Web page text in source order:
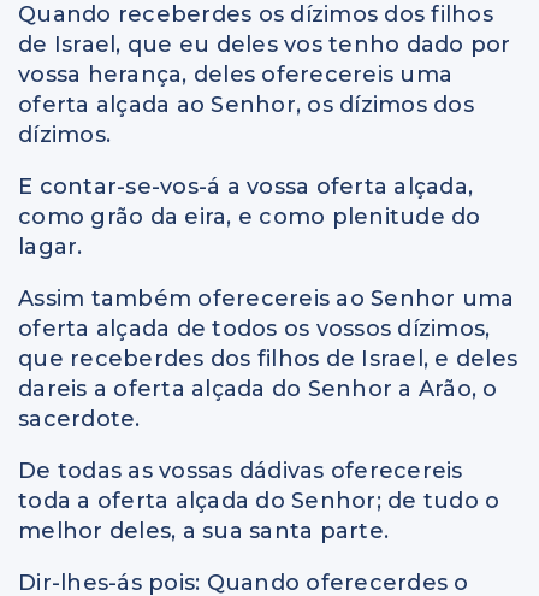
Quando receberdes os dízimos dos filhos
de Israel, que eu deles vos tenho dado por
vossa herança, deles oferecereis uma
oferta alçada ao Senhor, os dízimos dos
dízimos.
E contar-se-vos-á a vossa oferta alçada,
como grão da eira, e como plenitude do
lagar.
Assim também oferecereis ao Senhor uma
oferta alçada de todos os vossos dízimos,
que receberdes dos filhos de Israel, e deles
dareis a oferta alçada do Senhor a Arão, o
sacerdote.
De todas as vossas dádivas oferecereis
toda a oferta alçada do Senhor; de tudo o
melhor deles, a sua santa parte.
Dir-lhes-ás pois: Quando oferecerdes o